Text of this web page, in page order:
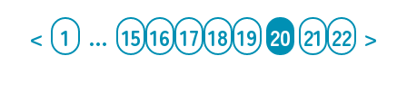
< 1 … 15 16 17 18 19 20 21 22 >